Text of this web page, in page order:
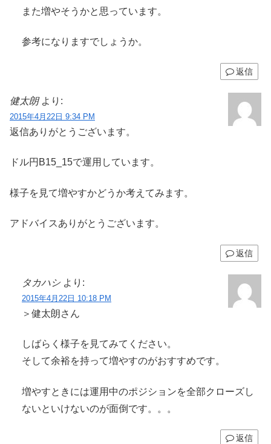
また増やそうかと思っています。
参考になりますでしょうか。
返信
健太朗 より:
2015年4月22日 9:34 PM
返信ありがとうございます。
ドル円B15_15で運用しています。
様子を見て増やすかどうか考えてみます。
アドバイスありがとうございます。
返信
タカハシ より:
2015年4月22日 10:18 PM
＞健太朗さん
しばらく様子を見てみてください。
そして余裕を持って増やすのがおすすめです。
増やすときには運用中のポジションを全部クローズし
ないといけないのが面倒です。。。
返信